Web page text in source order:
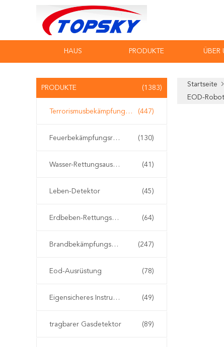
HAUS PRODUKTE ÜBER
PRODUKTE (1383)
Terrorismusbekämpfungs-Ausrüstung (447)
Feuerbekämpfungsroboter (130)
Wasser-Rettungsausrüstung (41)
Leben-Detektor (45)
Erdbeben-Rettungsausrüstung (64)
Brandbekämpfungseinrichtung (247)
Eod-Ausrüstung (78)
Eigensicheres Instrument (49)
tragbarer Gasdetektor (89)
Startseite
EOD-